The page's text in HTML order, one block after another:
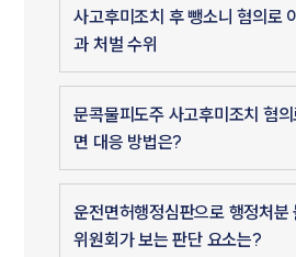
사고후미조치 후 뺑소니 혐의로
과 처벌 수위
문콕물피도주 사고후미조치 혐
면 대응 방법은?
운전면허행정심판으로 행정처분
위원회가 보는 판단 요소는?